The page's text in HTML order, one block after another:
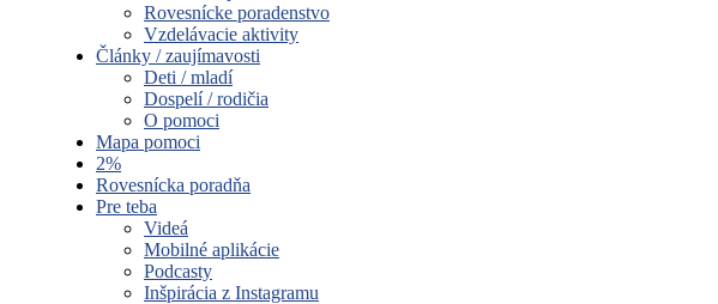
Rovesnícke poradenstvo
Vzdelávacie aktivity
Články / zaujímavosti
Deti / mladí
Dospelí / rodičia
O pomoci
Mapa pomoci
2%
Rovesnícka poradňa
Pre teba
Videá
Mobilné aplikácie
Podcasty
Inšpirácia z Instagramu